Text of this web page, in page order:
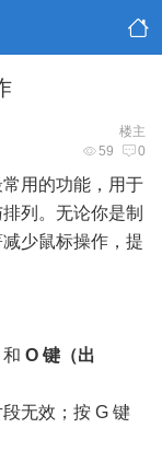
楼主
59 0
用的功能，用于
列。无论你是制
少鼠标操作，提
和 O 键（出
无效；按 G 键